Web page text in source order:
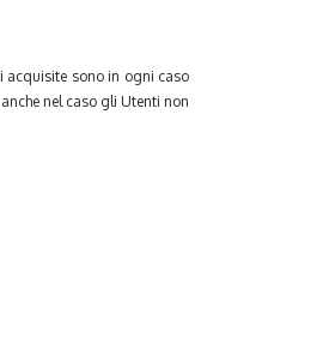
acquisite sono in ogni caso
nel caso gli Utenti non